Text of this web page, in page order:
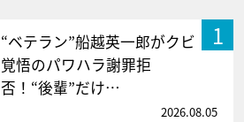
1
“ベテラン”船越英一郎がクビ
覚悟のパワハラ謝罪拒
否！“後輩”だけ…
2026.08.05